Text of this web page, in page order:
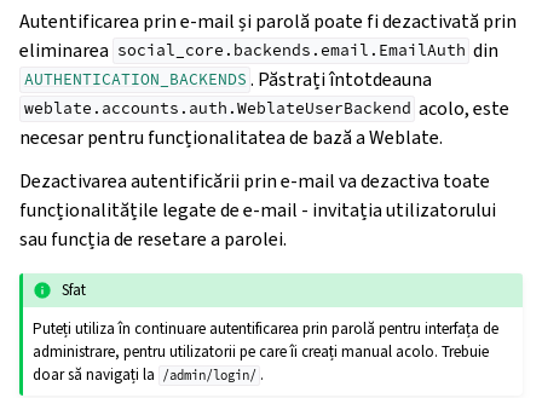
Autentificarea prin e-mail și parolă poate fi dezactivată prin
eliminarea social_core.backends.email.EmailAuth din
AUTHENTICATION_BACKENDS . Păstrați întotdeauna
weblate.accounts.auth.WeblateUserBackend acolo, este
necesar pentru funcționalitatea de bază a Weblate.
Dezactivarea autentificării prin e-mail va dezactiva toate
funcționalitățile legate de e-mail - invitația utilizatorului
sau funcția de resetare a parolei.
Sfat
Puteți utiliza în continuare autentificarea prin parolă pentru interfața de
administrare, pentru utilizatorii pe care îi creați manual acolo. Trebuie
doar să navigați la
/admin/login/ .